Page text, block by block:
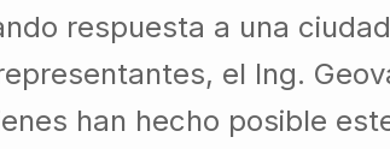
respuesta a una
el Ing.
han hecho posible